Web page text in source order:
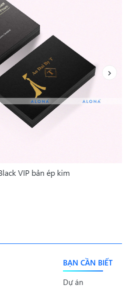
VIP bản ép kim
BẠN CẦN BIẾT
Dự án